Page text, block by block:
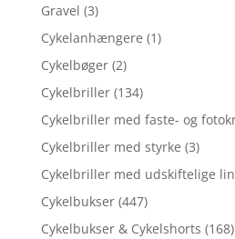
Gravel (3)
Cykelanhængere (1)
Cykelbøger (2)
Cykelbriller (134)
Cykelbriller med faste- og
Cykelbriller med styrke (3)
Cykelbriller med udskiftelige
Cykelbukser (447)
Cykelbukser & Cykelshorts (168)